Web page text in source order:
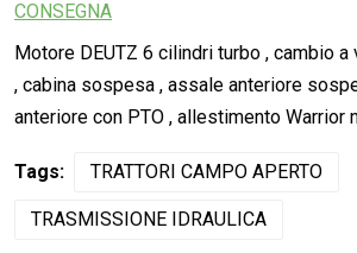
CONSEGNA
Motore DEUTZ 6 cilindri turbo , cambio a
, cabina sospesa , assale anteriore
anteriore con PTO , allestimento Warrior
Tags: TRATTORI CAMPO APERTO
TRASMISSIONE IDRAULICA